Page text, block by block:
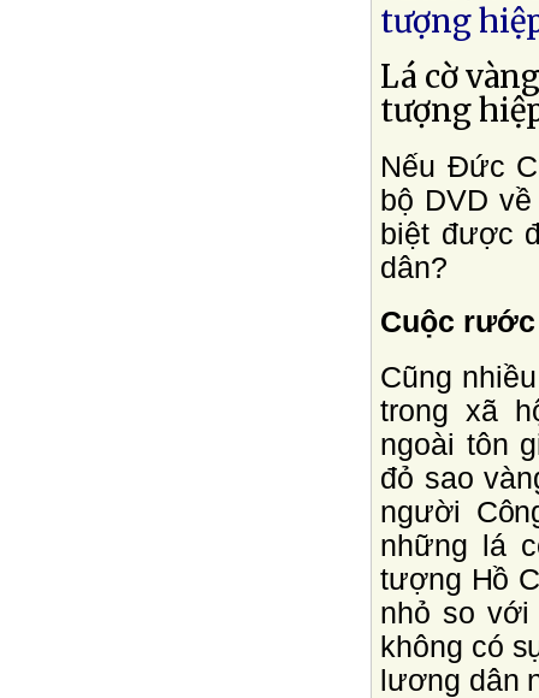
Lá cờ
tượng
Nếu Ðức
bộ DVD
biệt được
dân?
Cuộc rước
Cũng
trong xã
ngoài tôn
đỏ sao
người
những lá
tượng Hồ
nhỏ so với
không có
lương dân